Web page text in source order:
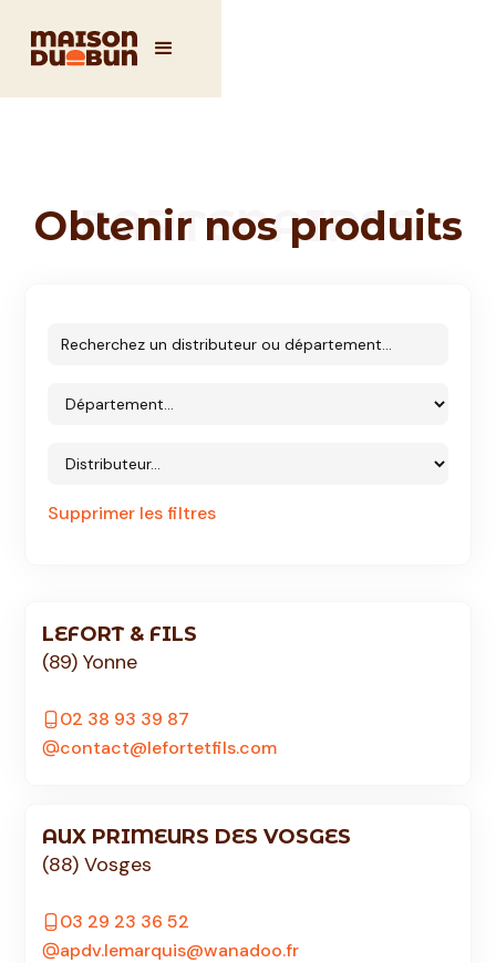
PARTENAIRES
Obtenir nos produits
Supprimer les filtres
LEFORT & FILS
(89) Yonne
02 38 93 39 87
contact@lefortetfils.com
AUX PRIMEURS DES VOSGES
(88) Vosges
03 29 23 36 52
apdv.lemarquis@wanadoo.fr